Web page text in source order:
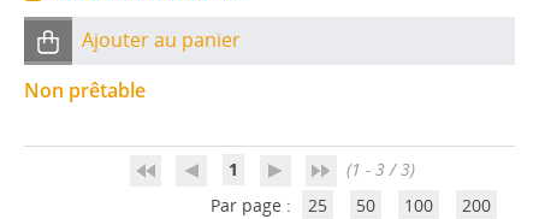
Ajouter au panier
Non prêtable
1
(1 - 3 / 3)
Par page :
25 50 100 200